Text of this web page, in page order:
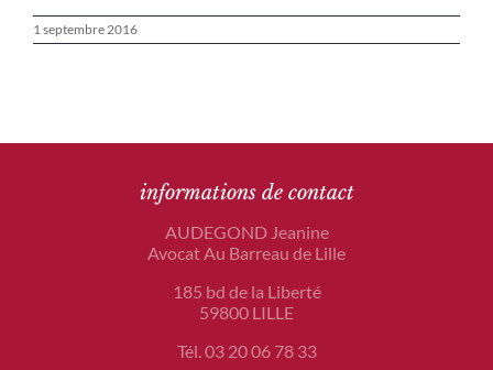
1 septembre 2016
informations de contact
AUDEGOND Jeanine
Avocat Au Barreau de Lille
185 bd de la Liberté
59800 LILLE
Tél. 03 20 06 78 33